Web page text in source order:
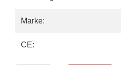
Marke:
CE: